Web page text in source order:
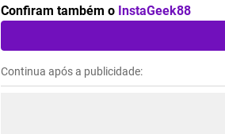
Confiram também o InstaGeek88
Continua após a publicidade: